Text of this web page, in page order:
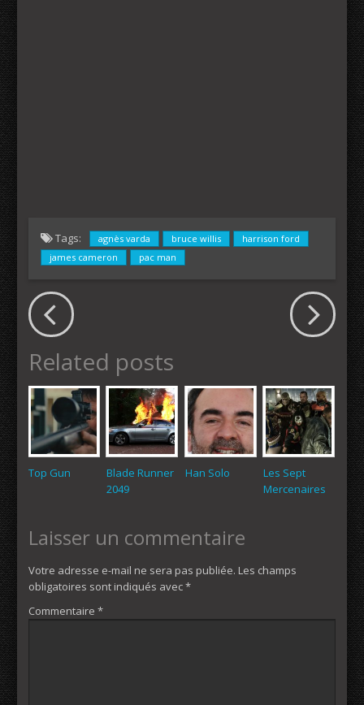
Tags: agnès varda bruce willis
harrison ford
james cameron
pac man
Related posts
Top Gun
Blade Runner
2049
Han Solo
Les Sept
Mercenaires
Laisser un commentaire
Votre adresse e-mail ne sera pas publiée. Les champs
obligatoires sont indiqués avec*
Commentaire *